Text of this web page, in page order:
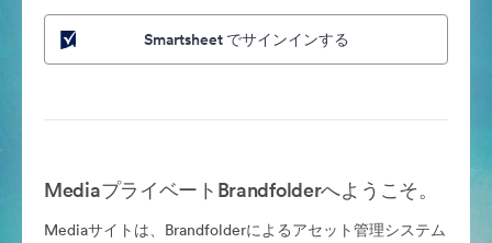
Smartsheet でサインインする
MediaプライベートBrandfolderへようこそ。
Mediaサイトは、Brandfolderによるアセット管理システム